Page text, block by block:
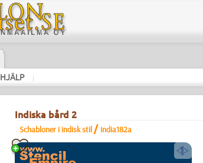
HJÄLP |
Indiska bård 2
Schabloner i indisk stil / india182a
a